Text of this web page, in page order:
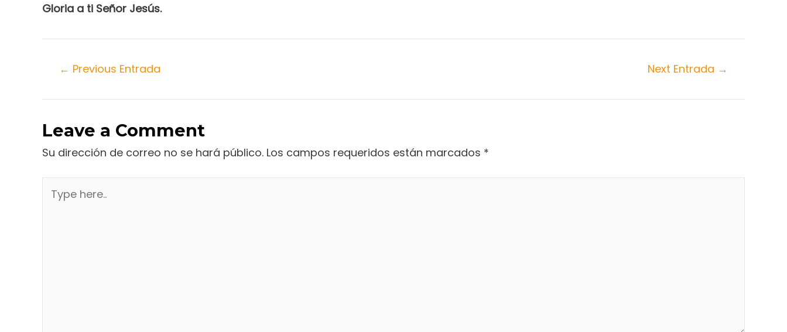
Gloria a ti Señor Jesús.
← Previous Entrada Next Entrada →
Leave a Comment
Su dirección de correo no se hará público. Los campos requeridos están marcados *
here..